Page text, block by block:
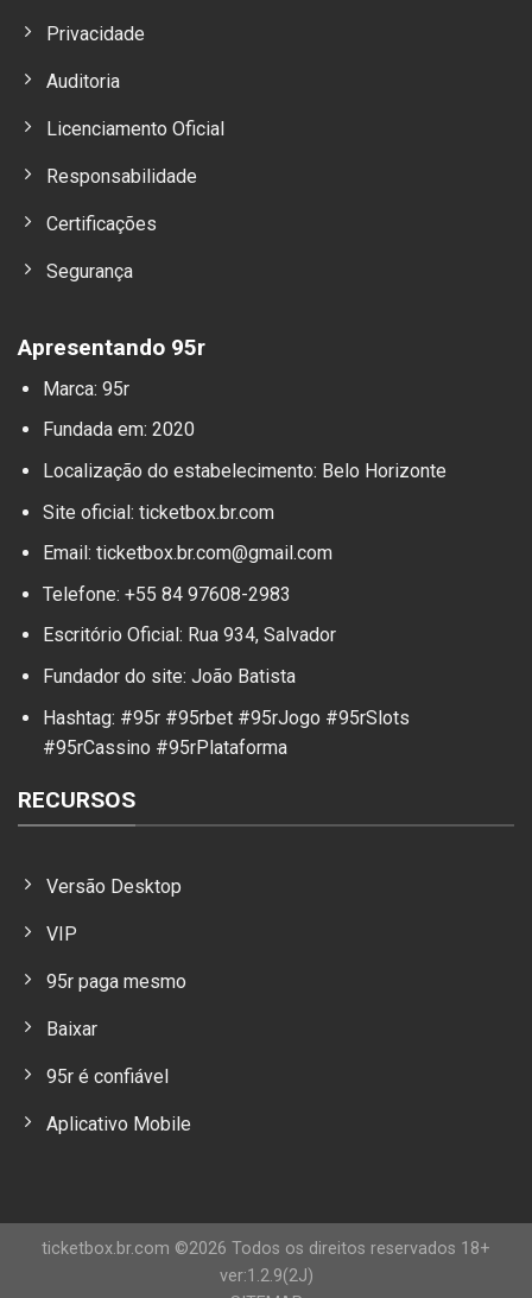
Privacidade
Auditoria
Licenciamento Oficial
Responsabilidade
Certificações
Segurança
Apresentando 95r
Marca: 95r
Fundada em: 2020
Localização do estabelecimento: Belo Horizonte
Site oficial: ticketbox.br.com
Email: ticketbox.br.com@gmail.com
Telefone: +55 84 97608-2983
Escritório Oficial: Rua 934, Salvador
Fundador do site: João Batista
Hashtag: #95r #95rbet #95rJogo #95rSlots
#95rCassino #95rPlataforma
RECURSOS
Versão Desktop
VIP
95r paga mesmo
Baixar
95r é confiável
Aplicativo Mobile
ticketbox.br.com ©2026 Todos os direitos reservados 18+
ver:1.2.9(2J)